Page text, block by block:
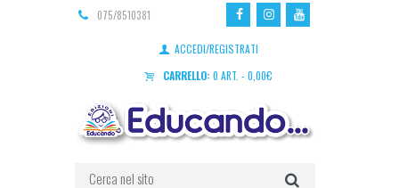
075/8510381
ACCEDI/REGISTRATI
CARRELLO: 0 ART. - 0,00€